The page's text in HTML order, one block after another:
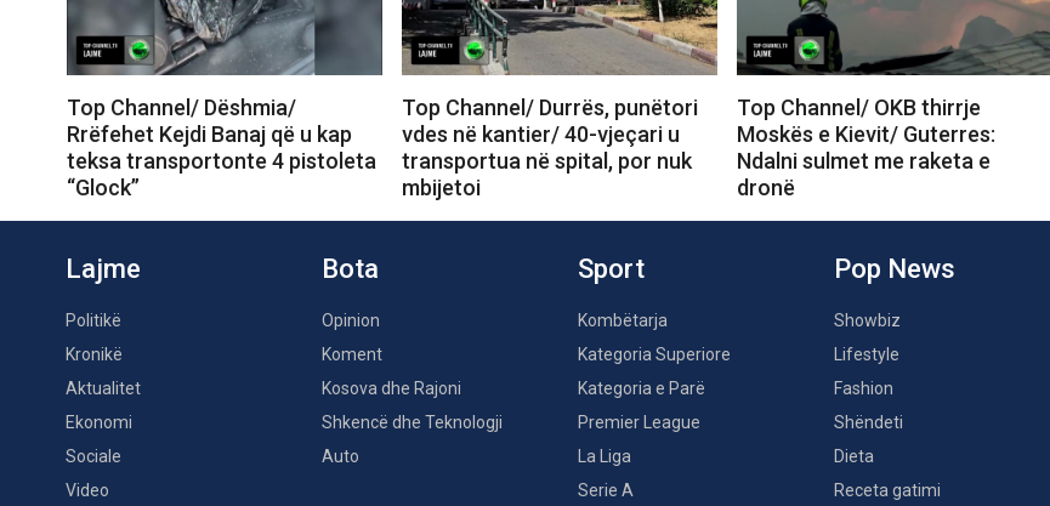
Top Channel/ Dëshmia/
Rrëfehet Kejdi Banaj që u kap
teksa transportonte 4 pistoleta
“Glock”
Top Channel/ Durrës, punëtori
vdes në kantier/ 40-vjeçari u
transportua në spital, por nuk
mbijetoi
Top Channel/ OKB thirrje
Moskës e Kievit/ Guterres:
Ndalni sulmet me raketa e
dronë
Lajme
Politikë
Kronikë
Aktualitet
Ekonomi
Sociale
Video
Bota
Opinion
Koment
Kosova dhe Rajoni
Shkencë dhe Teknologji
Auto
Sport
Kombëtarja
Kategoria Superiore
Kategoria e Parë
Premier League
La Liga
Serie A
Pop News
Showbiz
Lifestyle
Fashion
Shëndeti
Dieta
Receta gatimi